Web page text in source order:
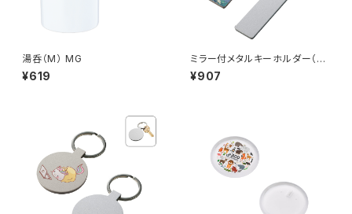
湯呑（M） MG
¥619
ミラー付メタルキーホルダー（ス
¥907